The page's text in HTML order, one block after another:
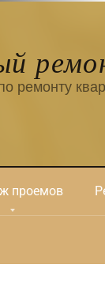
ремонту
проемов